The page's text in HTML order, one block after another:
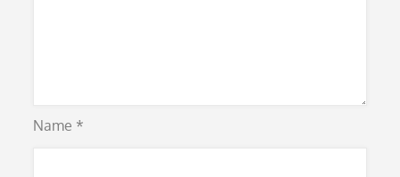
Name *